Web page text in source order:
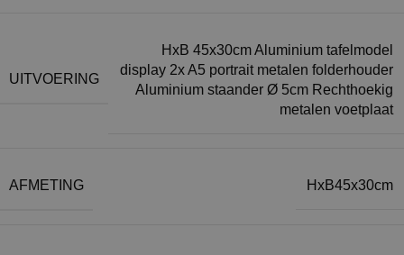
UITVOERING
HxB 45x30cm Aluminium tafelmodel
display 2x A5 portrait metalen folderhouder
Aluminium staander Ø 5cm Rechthoekig
metalen voetplaat
AFMETING HxB45x30cm